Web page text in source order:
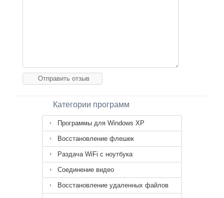
Категории программ
Программы для Windows XP
Восстановление флешек
Раздача WiFi с ноутбука
Соединение видео
Восстановление удаленных файлов